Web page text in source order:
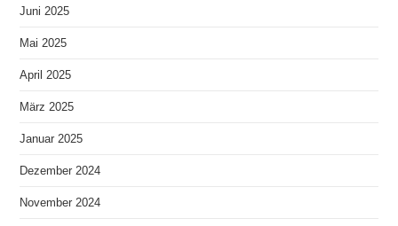
Juni 2025
Mai 2025
April 2025
März 2025
Januar 2025
Dezember 2024
November 2024